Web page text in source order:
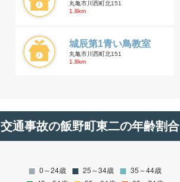
丸亀市川西町北151
1.8km
城辰第1青い鳥教室
丸亀市川西町北151
1.8km
交通事故の飯野町東二の年齢割合